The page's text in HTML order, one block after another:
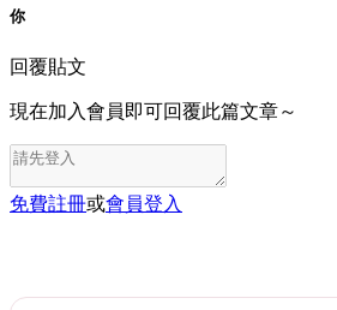
你
回覆貼文
現在加入會員即可回覆此篇文章～
免費註冊或會員登入